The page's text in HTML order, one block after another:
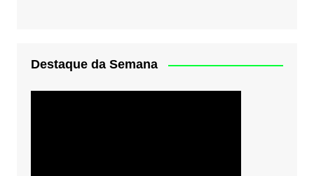
Destaque da Semana